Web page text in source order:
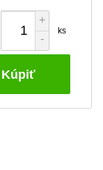
-
+
ks
Kúpiť